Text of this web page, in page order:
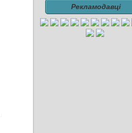
Рекламодавці